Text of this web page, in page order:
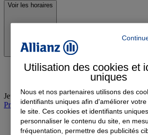
Voir les horaires
Jeudi : 09:00-12:00, 14:00-18:00
Prendre rendez-vous à l'agence
Utilisation des cookies et
uniques
Nous et nos partenaires utilisons des
identifiants uniques afin d'améliorer
le site. Ces cookies et identifiants
personnaliser le contenu du site, en
fréquentation, permettre des publicités